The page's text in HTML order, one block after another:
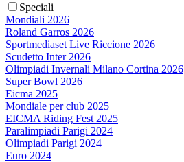
Speciali
Mondiali 2026
Roland Garros 2026
Sportmediaset Live Riccione 2026
Scudetto Inter 2026
Olimpiadi Invernali Milano Cortina 2026
Super Bowl 2026
Eicma 2025
Mondiale per club 2025
EICMA Riding Fest 2025
Paralimpiadi Parigi 2024
Olimpiadi Parigi 2024
Euro 2024